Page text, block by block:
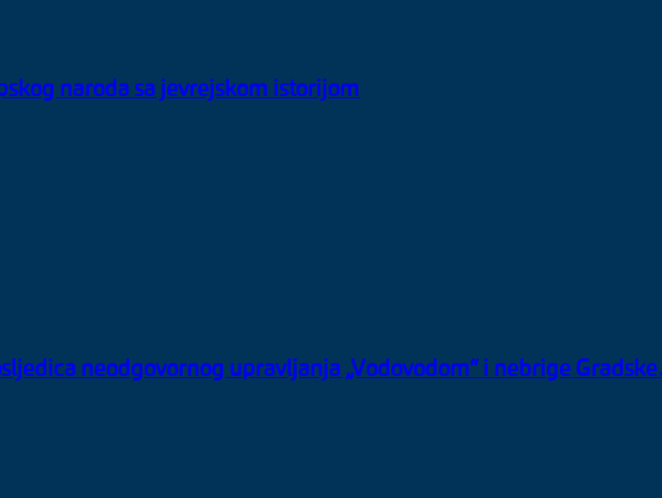
naroda sa jevrejskom istorijom
neodgovornog upravljanja „Vodovodom“ i nebrige